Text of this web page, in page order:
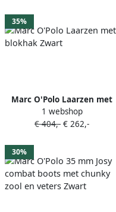
35%
Marc O'Polo Laarzen met
blokhak Zwart
1 webshop
€ 404,- € 262,-
30%